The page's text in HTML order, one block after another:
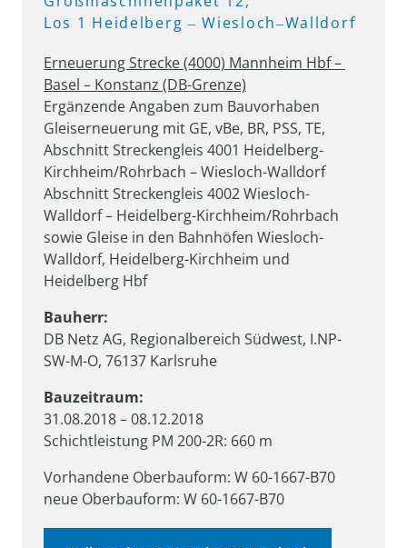
Los 1 Heidelberg ‒ Wiesloch‒Walldorf
Erneuerung Strecke (4000) Mannheim Hbf –
Basel – Konstanz (DB-Grenze)
Ergänzende Angaben zum Bauvorhaben
Gleiserneuerung mit GE, vBe, BR, PSS, TE,
Abschnitt Streckengleis 4001 Heidelberg-
Kirchheim/Rohrbach – Wiesloch-Walldorf
Abschnitt Streckengleis 4002 Wiesloch-
Walldorf – Heidelberg-Kirchheim/Rohrbach
sowie Gleise in den Bahnhöfen Wiesloch-
Walldorf, Heidelberg-Kirchheim und
Heidelberg Hbf
Bauherr:
DB Netz AG, Regionalbereich Südwest, I.NP-
SW-M-O, 76137 Karlsruhe
Bauzeitraum:
31.08.2018 – 08.12.2018
Schichtleistung PM 200-2R: 660 m
Vorhandene Oberbauform: W 60-1667-B70
neue Oberbauform: W 60-1667-B70